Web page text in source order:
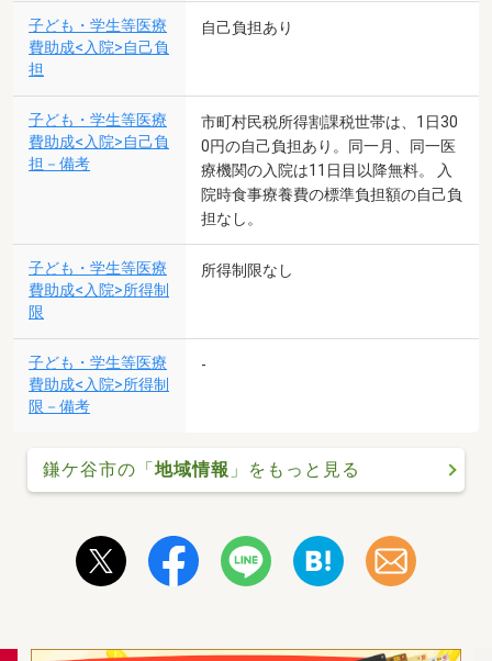
子ども・学生等医療
費助成<入院>自己負
担
自己負担あり
子ども・学生等医療
費助成<入院>自己負
担－備考
市町村民税所得割課税世帯は、1日30
0円の自己負担あり。同一月、同一医
療機関の入院は11日目以降無料。 入
院時食事療養費の標準負担額の自己負
担なし。
子ども・学生等医療
費助成<入院>所得制
限
所得制限なし
子ども・学生等医療
費助成<入院>所得制
限－備考
-
鎌ケ谷市の「地域情報 」をもっと見る